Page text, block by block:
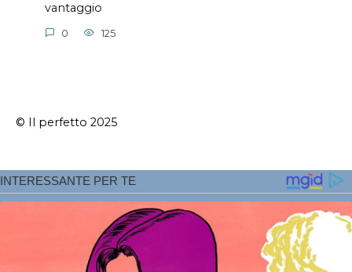
vantaggio
0 125
© Il perfetto 2025